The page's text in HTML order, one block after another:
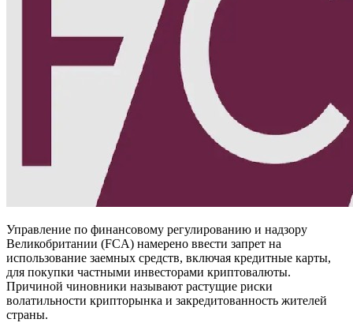
Управление по финансовому регулированию и надзору
Великобритании (FCA) намерено ввести запрет на
использование заемных средств, включая кредитные карты,
для покупки частными инвесторами криптовалюты.
Причиной чиновники называют растущие риски
волатильности крипторынка и закредитованность жителей
страны.